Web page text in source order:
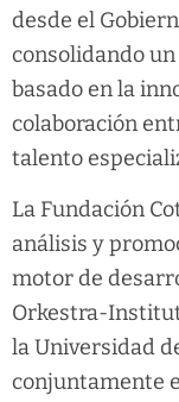
desde el
consolidando
basado en la
colaboración
talento
La Fundación
análisis y
motor de
Orkestra-
la Universidad
conjuntamente